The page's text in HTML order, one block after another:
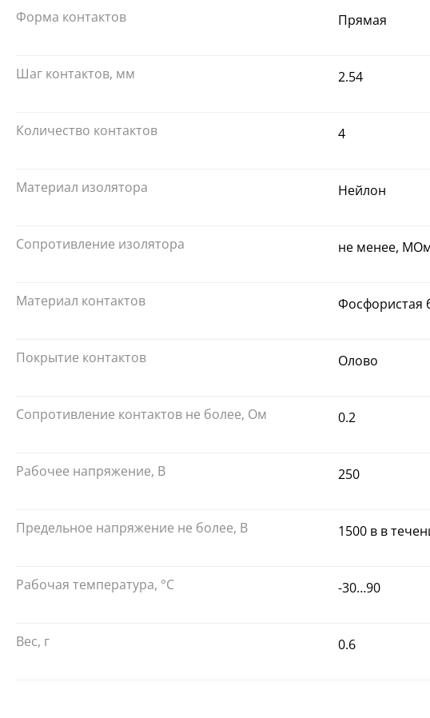
Форма контактов Прямая
Шаг контактов, мм 2.54
Количество контактов 4
Материал изолятора Нейлон
Сопротивление изолятора не менее,
Материал контактов Фосфористая
Покрытие контактов Олово
Сопротивление контактов не более, Ом 0.2
Рабочее напряжение, В 250
Предельное напряжение не более, В 1500 в в
Рабочая температура, °С -30…90
Вес, г 0.6